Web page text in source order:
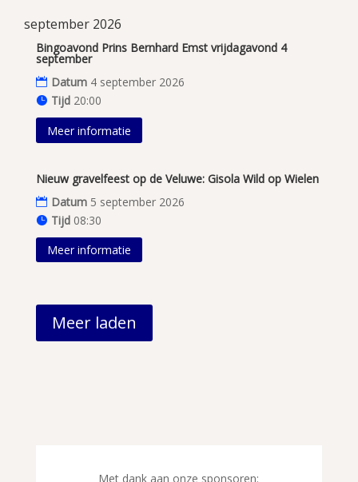
september 2026
Bingoavond Prins Bernhard Emst vrijdagavond 4
september
Datum 4 september 2026
Tijd 20:00
Meer informatie
Nieuw gravelfeest op de Veluwe: Gisola Wild op Wielen
Datum 5 september 2026
Tijd 08:30
Meer informatie
Meer laden
Met dank aan onze sponsoren: